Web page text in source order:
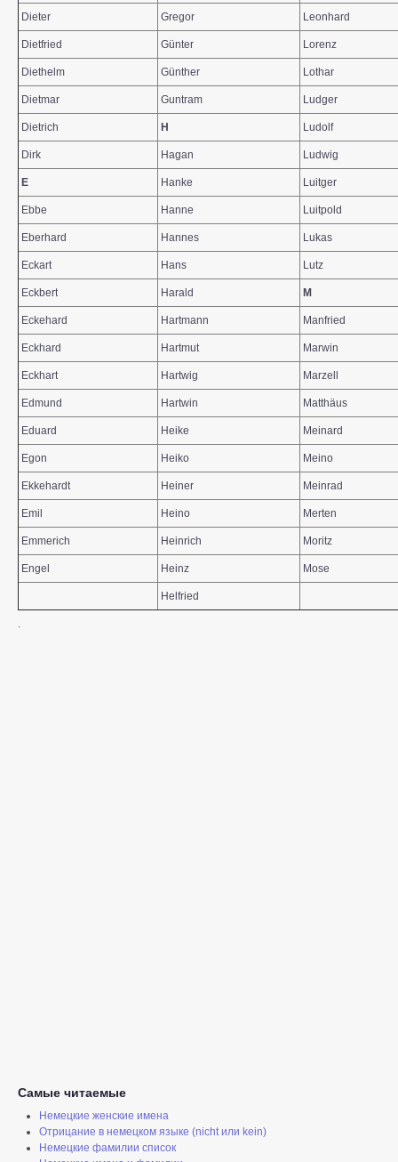
Dieter Gregor Leonhard
Dietfried Günter Lorenz
Diethelm Günther Lothar
Dietmar Guntram Ludger
Dietrich H Ludolf
Dirk Hagan Ludwig
E Hanke Luitger
Ebbe Hanne Luitpold
Eberhard Hannes Lukas
Eckart Hans Lutz
Eckbert Harald M
Eckehard Hartmann Manfried
Eckhard Hartmut Marwin
Eckhart Hartwig Marzell
Edmund Hartwin Matthäus
Eduard Heike Meinard
Egon Heiko Meino
Ekkehardt Heiner Meinrad
Emil Heino Merten
Emmerich Heinrich Moritz
Engel Heinz Mose
Helfried
.
Самые читаемые
Немецкие женские имена
Отрицание в немецком языке (nicht или kein)
Немецкие фамилии список